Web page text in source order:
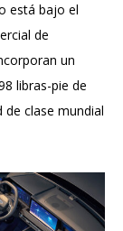
está bajo el
de
un
libras-pie de
clase mundial